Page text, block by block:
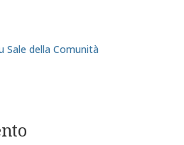
Sale della Comunità